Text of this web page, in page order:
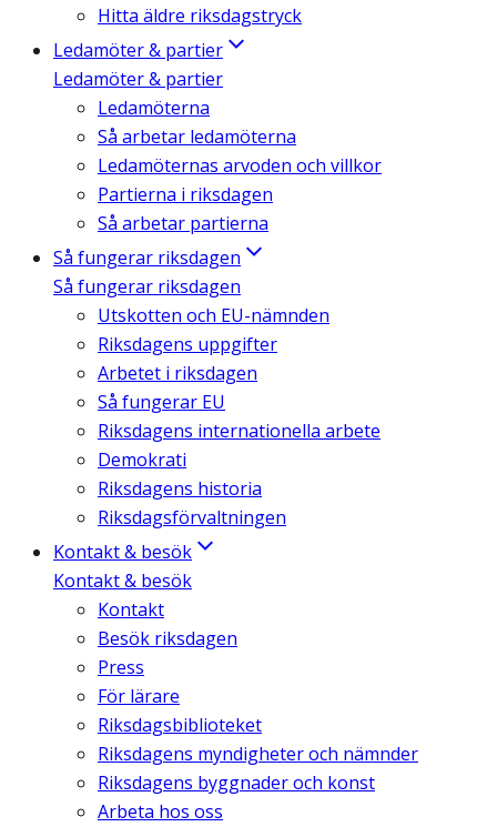
Hitta äldre riksdagstryck
Ledamöter & partier
Ledamöter & partier
Ledamöterna
Så arbetar ledamöterna
Ledamöternas arvoden och villkor
Partierna i riksdagen
Så arbetar partierna
Så fungerar riksdagen
Så fungerar riksdagen
Utskotten och EU-nämnden
Riksdagens uppgifter
Arbetet i riksdagen
Så fungerar EU
Riksdagens internationella arbete
Demokrati
Riksdagens historia
Riksdagsförvaltningen
Kontakt & besök
Kontakt & besök
Kontakt
Besök riksdagen
Press
För lärare
Riksdagsbiblioteket
Riksdagens myndigheter och nämnder
Riksdagens byggnader och konst
Arbeta hos oss